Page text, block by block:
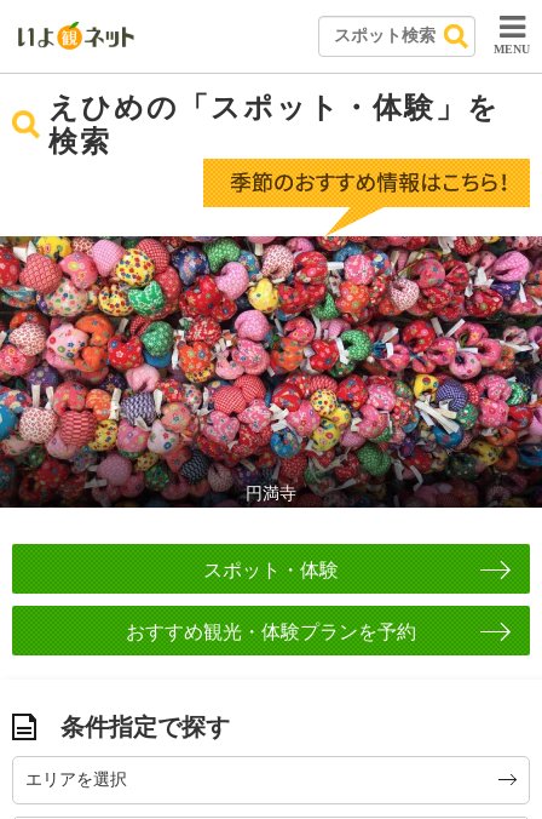
MENU
えひめの「スポット・体験」を
検索
円満寺
スポット・体験
おすすめ観光・体験プランを予約
条件指定で探す
エリアを選択